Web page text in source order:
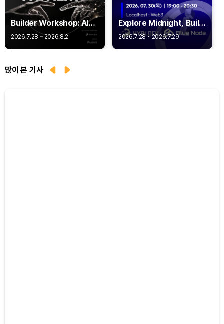
Builder Workshop: AI
Agent Payments -
2026.7.28 ~ 2026.8.2
Explore Midnight, Build
Privacy
2026.7.28 ~ 2026.7.29
많이 본 기사